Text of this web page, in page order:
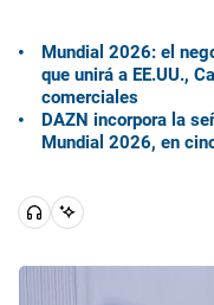
Mundial 2026: el
que unirá a EE.UU.,
comerciales
DAZN incorpora la
Mundial 2026, en